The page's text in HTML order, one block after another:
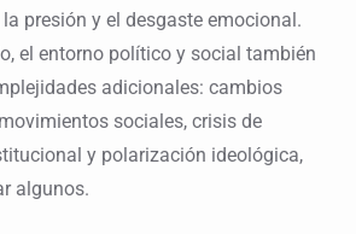
presión y el desgaste emocional.
el entorno político y social también
adicionales: cambios
sociales, crisis de
y polarización ideológica,
algunos.